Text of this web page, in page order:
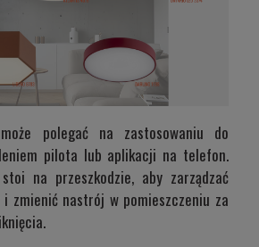
polegać na zastosowaniu do
pilota lub aplikacji na telefon.
na przeszkodzie, aby zarządzać
i zmienić nastrój w pomieszczeniu za